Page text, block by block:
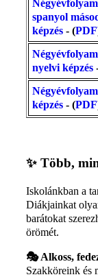
spanyol
képzés - (PDF
nyelvi képzés
képzés - (PDF
✨ Több,
Iskolánkban a
Diákjainkat
barátokat
örömét.
🎭 Alkoss,
Szakköreink és